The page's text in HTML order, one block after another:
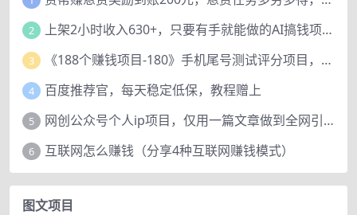
2 上架2小时收入630+，只要有手就能做的AI搞钱项目，奶奶看完都能学会!
3 《188个赚钱项目-180》手机尾号测试评分项目，短视频直播日赚200+
4 百度推荐官，每天稳定低保，教程赠上
5 网创公众号个人ip项目，仅用一篇文章做到全网引流！
6 互联网怎么赚钱（分享4种互联网赚钱模式）
图文项目